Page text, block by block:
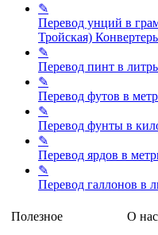
✎
Перевод унций в
Тройская)
✎
Перевод пинт в
✎
Перевод футов в
✎
Перевод фунты в
✎
Перевод ярдов в
✎
Перевод галлонов в
Полезное
О нас